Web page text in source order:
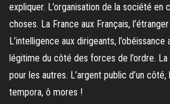
expliquer. L’organisation de la société en
choses. La France aux Français,
L’intelligence aux dirigeants,
légitime du côté des forces de l’ordre.
pour les autres. L’argent public d’un côté,
tempora, ô mores !